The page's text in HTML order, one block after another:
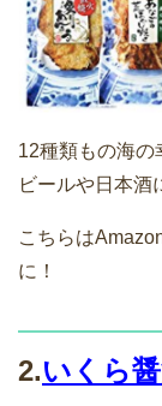
12種類もの海の
ビールや日本酒
こちらは
に！
2.いくら